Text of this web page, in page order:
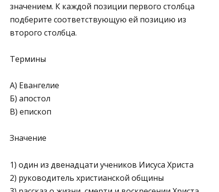
значени­ем. К каждой позиции первого столбца
подберите соответ­ствующую ей позицию из
второго столбца.
Термины
А) Евангелие
Б) апостол
В) епископ
Значение
1) один из двенадцати учеников Иисуса Христа
2) руководитель христианской об­щины